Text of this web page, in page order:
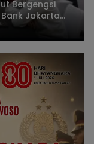
Bergengsi
Jakarta